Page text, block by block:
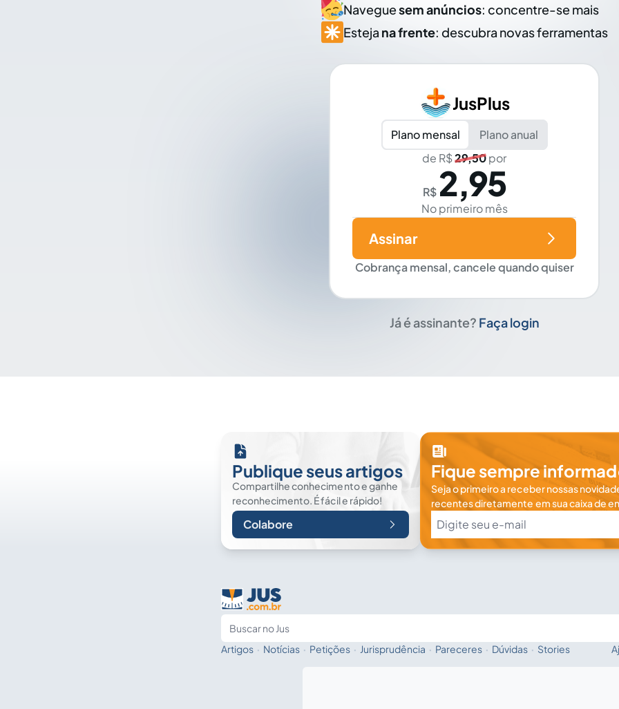
Naveguesem anúncios: concentre-se mais
Esteja na frente: descubra novas ferramentas
JusPlus
Plano mensal
Plano anual
de R$29,50por
R$ 2,95
No primeiro mês
Cobrança mensal, cancele quando quiser
Assinar
Já é assinante? Faça login
Publique seus artigos
Compartilhe conhecimento e ganhe
reconhecimento. É fácil e rápido!
Colabore
Fique sempre
Seja o primeiro a receber nossas
recentes diretamente em sua caixa de
Artigos · Notícias · Petições · Jurisprudência · Pareceres · Dúvidas · Stories